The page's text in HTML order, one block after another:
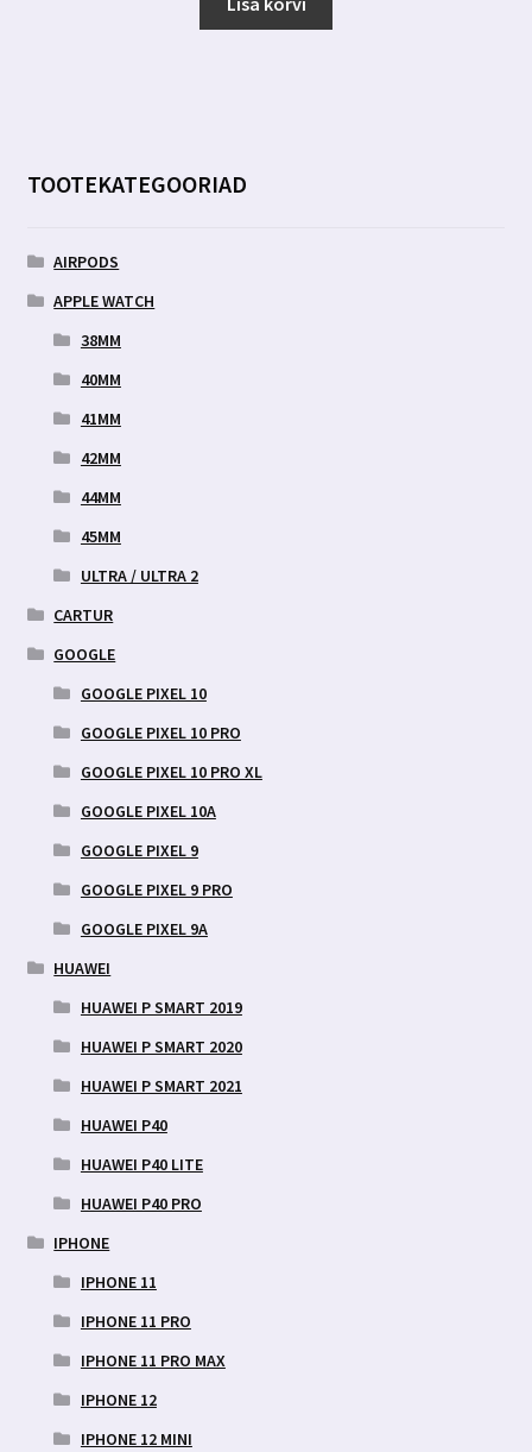
7.00 €. 4.99 €.
TOOTEKATEGOORIAD
AIRPODS
APPLE WATCH
38MM
40MM
41MM
42MM
44MM
45MM
ULTRA / ULTRA 2
CARTUR
GOOGLE
GOOGLE PIXEL 10
GOOGLE PIXEL 10 PRO
GOOGLE PIXEL 10 PRO XL
GOOGLE PIXEL 10A
GOOGLE PIXEL 9
GOOGLE PIXEL 9 PRO
GOOGLE PIXEL 9A
HUAWEI
HUAWEI P SMART 2019
HUAWEI P SMART 2020
HUAWEI P SMART 2021
HUAWEI P40
HUAWEI P40 LITE
HUAWEI P40 PRO
IPHONE
IPHONE 11
IPHONE 11 PRO
IPHONE 11 PRO MAX
IPHONE 12
IPHONE 12 MINI